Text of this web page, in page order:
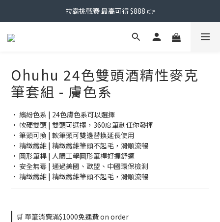
拉霸挑戰賽 最高可得 $888 👉
Ohuhu 24色雙頭酒精性麥克
筆套組 - 膚色系
• 繽紛色系 | 24色膚色系可以選擇
• 軟硬雙頭 | 雙頭可選擇，360度筆劃任你發揮
• 筆頭可換 | 軟筆頭可雙邊替換延長使用
• 精緻纖維 | 精緻纖維筆頭不起毛，滑順流暢
• 圓形筆桿 | 人體工學圓形筆桿好握舒適
• 安全無毒 | 通過美國、歐盟、中國環保檢測
• 精緻纖維 | 精緻纖維筆頭不起毛，滑順流暢
🛒 單筆消費滿$1000免運費 on order